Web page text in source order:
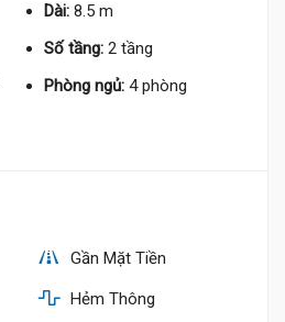
Dài: 8.5 m
Số tầng: 2 tầng
Phòng ngủ: 4 phòng
Gần Mặt Tiền
Hẻm Thông